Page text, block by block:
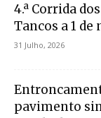
4.ª Corrida
Tancos a 1 de
31 Julho, 2026
pavimento